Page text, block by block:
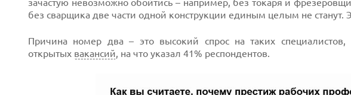
зачастую невозможно обойтись – например, без токаря и
без сварщика две части одной конструкции единым целым не станут.
Причина номер два – это высокий спрос на таких специалистов,
открытых вакансий, на что указал 41% респондентов.